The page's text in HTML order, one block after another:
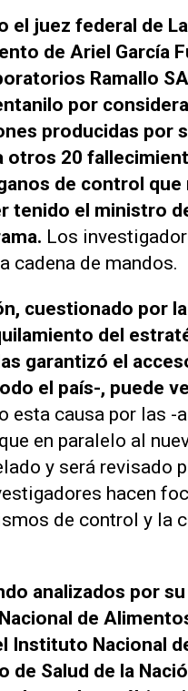
el juez federal de
de Ariel García
Ramallo
por
producidas por
otros 20
de control
tenido el ministro
Los
cadena de mandos.
cuestionado por
del
garantizó el
el país-, puede
esta causa por las -
en paralelo al
y será revisado
hacen
de control y la
analizados por
de
Instituto Nacional
Salud de la